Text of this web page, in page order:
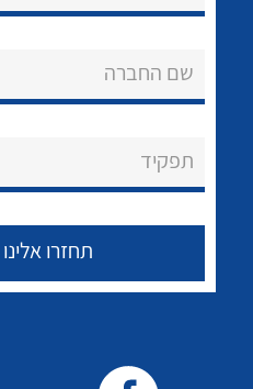
שאלות
צור
שם החברה
תפקיד